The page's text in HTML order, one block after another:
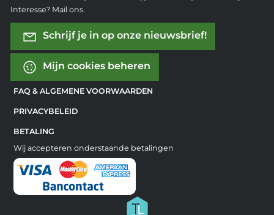
Interesse? Mail ons.
Schrijf je in op onze nieuwsbrief!
Mijn cookies beheren
FAQ & ALGEMENE VOORWAARDEN
PRIVACYBELEID
BETALING
Wij accepteren onderstaande betalingen